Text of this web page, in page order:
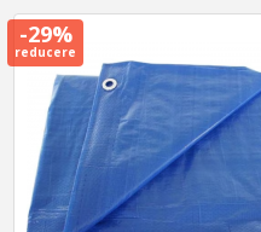
-29%
reducere